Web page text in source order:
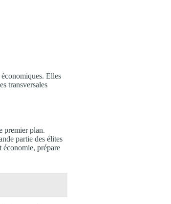
Elles
transversales
premier plan.
partie des élites
économie, prépare